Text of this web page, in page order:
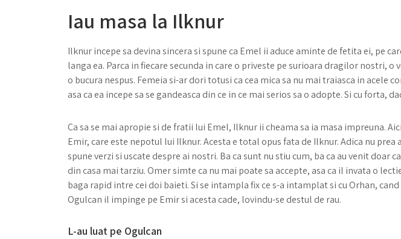
Iau masa la Ilknur
Ilknur incepe sa devina sincera si spune ca Emel ii aduce aminte de fetita ei, pe
langa ea. Parca in fiecare secunda in care o priveste pe surioara dragilor nostri, o
o bucura nespus. Femeia si-ar dori totusi ca cea mica sa nu mai traiasca in acele
asa ca ea incepe sa se gandeasca din ce in ce mai serios sa o adopte. Si cu forta,
Ca sa se mai apropie si de fratii lui Emel, Ilknur ii cheama sa ia masa impreuna.
Emir, care este nepotul lui Ilknur. Acesta e total opus fata de Ilknur. Adica nu
spune verzi si uscate despre ai nostri. Ba ca sunt nu stiu cum, ba ca au venit doar
din casa mai tarziu. Omer simte ca nu mai poate sa accepte, asa ca il invata o
baga rapid intre cei doi baieti. Si se intampla fix ce s-a intamplat si cu Orhan,
Ogulcan il impinge pe Emir si acesta cade, lovindu-se destul de rau.
L-au luat pe Ogulcan